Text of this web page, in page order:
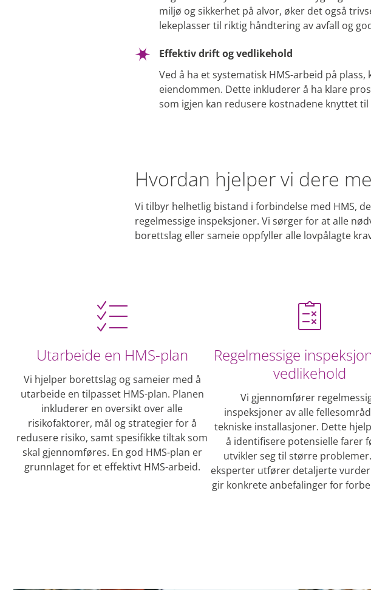
miljø og sikkerhet på alvor, øker det også
lekeplasser til riktig håndtering av avfall og
Effektiv drift og vedlikehold
Ved å ha et systematisk HMS-arbeid på
eiendommen. Dette inkluderer å ha klare
som igjen kan redusere kostnadene knyttet
Hvordan hjelper vi dere
Vi tilbyr helhetlig bistand i forbindelse med HMS,
regelmessige inspeksjoner. Vi sørger for at alle
borettslag eller sameie oppfyller alle lovpålagte
Utarbeide en HMS-plan
Vi hjelper borettslag og sameier med å
utarbeide en tilpasset HMS-plan. Planen
inkluderer en oversikt over alle
risikofaktorer, mål og strategier for å
redusere risiko, samt spesifikke tiltak som
skal gjennomføres. En god HMS-plan er
grunnlaget for et effektivt HMS-arbeid.
Regelmessige
vedlikehold
Vi gjennomfører
inspeksjoner av alle
tekniske installasjoner. Dette
å identifisere potensielle farer
utvikler seg til større
eksperter utfører detaljerte
gir konkrete anbefalinger for